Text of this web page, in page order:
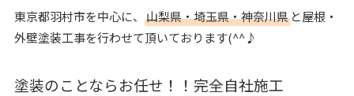
東京都羽村市を中心に、 山梨県・埼玉県・神奈川県と屋根・
外壁塗装工事を行わせて頂いております(^^♪
塗装のことならお任せ！！完全自社施工